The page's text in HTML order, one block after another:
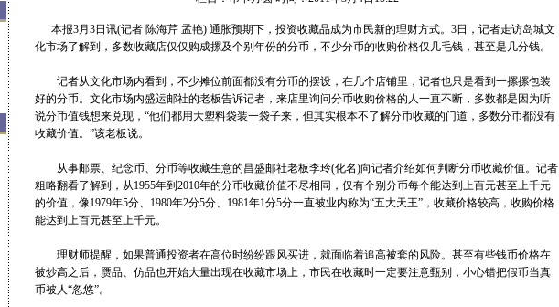
本报3月3日讯(记者 陈海芹 孟艳) 通胀预期下，投资收藏品成为市民新的理财方式。3日，记者走访岛城文
化市场了解到，多数收藏店仅仅购成摞及个别年份的分币，不少分币的收购价格仅几毛钱，甚至是几分钱。
记者从文化市场内看到，不少摊位前面都没有分币的摆设，在几个店铺里，记者也只是看到一摞摞包装
好的分币。文化市场内盛运邮社的老板告诉记者，来店里询问分币收购价格的人一直不断，多数都是因为听
说分币值钱想来兑现，“他们都用大塑料袋装一袋子来，但其实根本不了解分币收藏的门道，多数分币都没有
收藏价值。”该老板说。
从事邮票、纪念币、分币等收藏生意的昌盛邮社老板李玲(化名)向记者介绍如何判断分币收藏价值。记者
粗略翻看了解到，从1955年到2010年的分币收藏价值不尽相同，仅有个别分币每个能达到上百元甚至上千元
的价值，像1979年5分、1980年2分5分、1981年1分5分一直被业内称为“五大天王”，收藏价格较高，收购价格
能达到上百元甚至上千元。
理财师提醒，如果普通投资者在高位时纷纷跟风买进，就面临着追高被套的风险。甚至有些钱币价格在
被炒高之后，赝品、仿品也开始大量出现在收藏市场上，市民在收藏时一定要注意甄别，小心错把假币当真
币被人“忽悠”。